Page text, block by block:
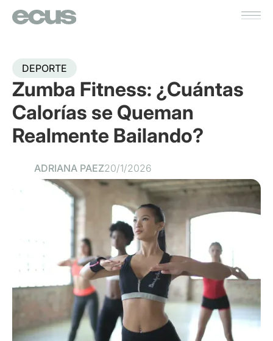
DEPORTE
Zumba Fitness: ¿Cuántas
Calorías se Queman
Realmente Bailando?
ADRIANA PAEZ20/1/2026